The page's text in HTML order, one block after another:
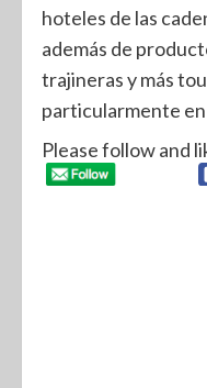
hoteles de las
además de
trajineras y más
particularmente
Please follow and